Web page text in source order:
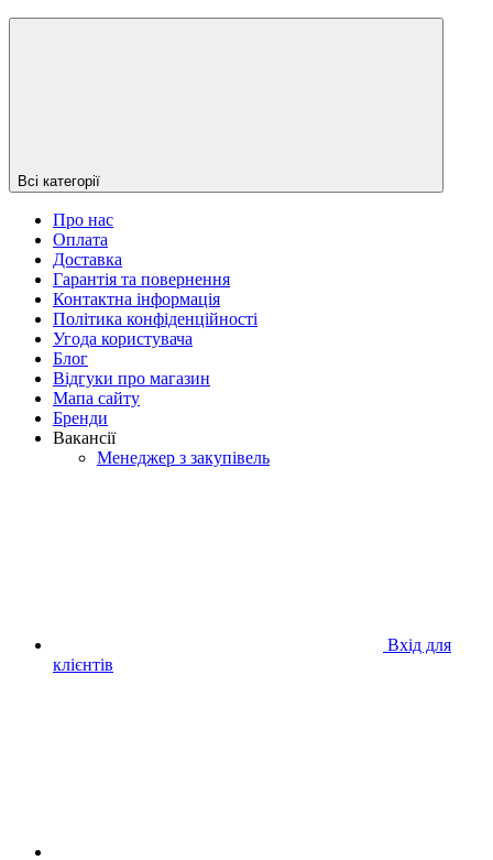
Всі категорії
Про нас
Оплата
Доставка
Гарантія та повернення
Контактна інформація
Політика конфіденційності
Угода користувача
Блог
Відгуки про магазин
Мапа сайту
Бренди
Вакансії
Менеджер з закупівель
Вхід для
клієнтів